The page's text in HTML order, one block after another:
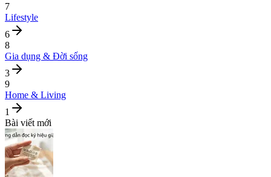
7
Lifestyle
6
8
Gia dụng & Đời sống
3
9
Home & Living
1
Bài viết mới